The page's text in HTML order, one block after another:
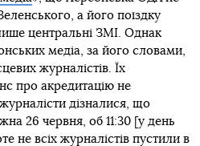
а його поїздку
центральні ЗМІ. Однак
медіа, за його словами,
журналістів. Їх
про акредитацію не
дізналися, що
26 червня, об 11:30 [у день
не всіх журналістів пустили в